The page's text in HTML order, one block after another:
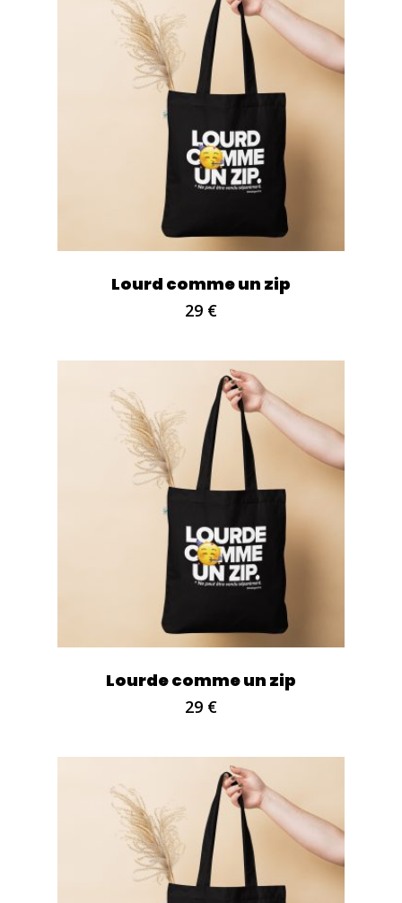
Lourd comme un zip
29 €
Lourde comme un zip
29 €